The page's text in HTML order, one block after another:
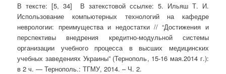
В тексте: [5, 34] В затекстовой ссылке: 5. Ильяш Т. И.
Использование компьютерных технологий на кафедре
неврологии: преимущества и недостатки // “Достижения и
перспективы внедрения кредитно-модульной системы
организации учебного процесса в высших медицинских
учебных заведениях Украины” (Тернополь, 15-16 мая.2014 г.):
в 2 ч. — Тернополь.: ТГМУ, 2014. – Ч. 2.